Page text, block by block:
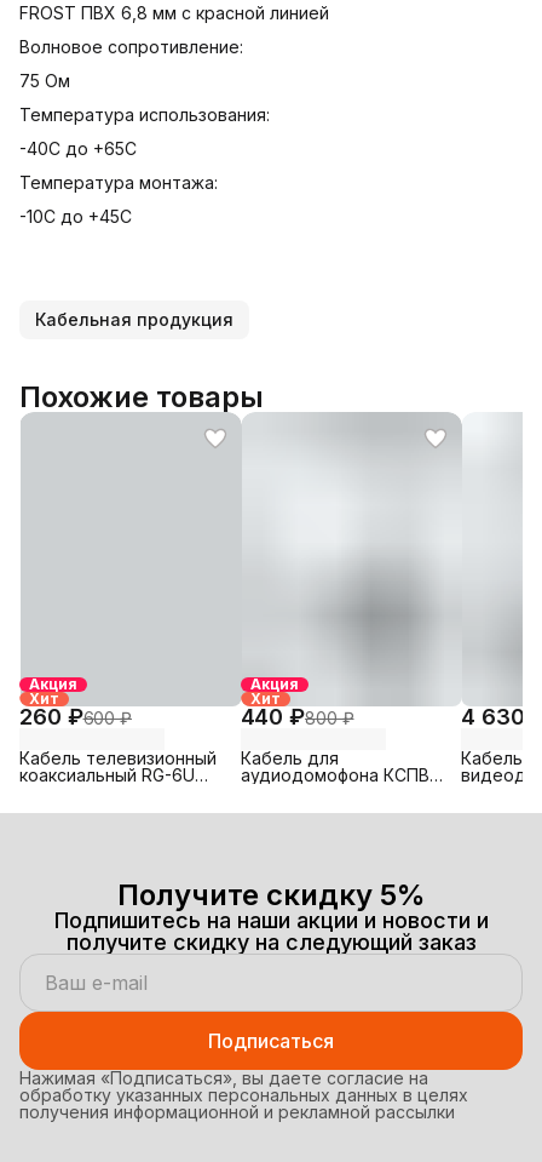
FROST ПВХ 6,8 мм с красной линией
Волновое сопротивление:
75 Ом
Температура использования:
-40C до +65С
Температура монтажа:
-10С до +45С
Кабельная продукция
Похожие товары
Акция
Хит
260 ₽600 ₽
Кабель телевизионный
коаксиальный RG-6U
Акция
Хит
440 ₽800 ₽
Кабель для
аудиодомофона КСПВ
4 630
Кабель
Получите скидку 5%
Подпишитесь на наши акции и новости и
получите скидку на следующий заказ
Подписаться
Нажимая «Подписаться», вы даете согласие на
обработку указанных персональных данных в целях
получения информационной и рекламной рассылки